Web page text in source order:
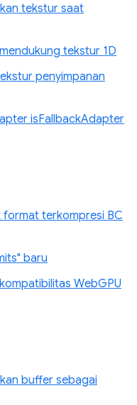
tekstur saat
tekstur 1D
penyimpanan
isFallbackAdapter
terkompresi BC
baru
WebGPU
buffer sebagai